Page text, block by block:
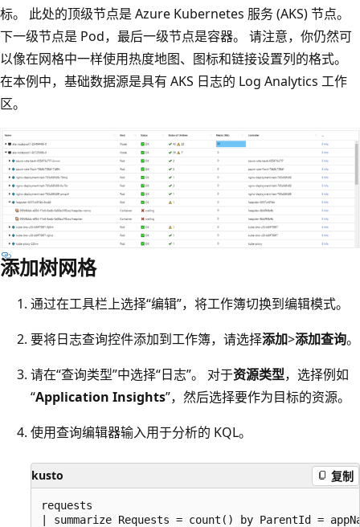
标。 此处的顶级节点是 Azure Kubernetes 服务 (AKS) 节点。
下一级节点是 Pod，最后一级节点是容器。 请注意，你仍然可
以像在网格中一样使用热度地图、图标和链接设置列的格式。
在本例中，基础数据源是具有 AKS 日志的 Log Analytics 工作
区。
添加树网格
通过在工具栏上选择“编辑”，将工作簿切换到编辑模式。
要将日志查询控件添加到工作簿，请选择添加>添加查询。
请在“查询类型”中选择“日志”。 对于资源类型，选择例如
“Application Insights”，然后选择要作为目标的资源。
使用查询编辑器输入用于分析的 KQL。
kusto 复制
requests
| summarize Requests = count() by ParentId =